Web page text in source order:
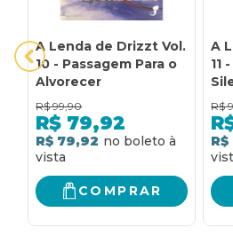
A Lenda de Drizzt Vol.
10 - Passagem Para o
Alvorecer
R$ 99,90
R$ 79,92
R$ 79,92
COMPRAR
A
11
R$